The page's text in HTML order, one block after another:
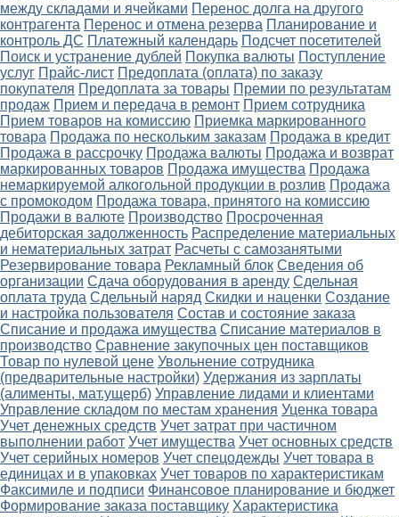
между складами и ячейками Перенос долга на другого
контрагента Перенос и отмена резерва Планирование и
контроль ДС Платежный календарь Подсчет посетителей
Поиск и устранение дублей Покупка валюты Поступление
услуг Прайс-лист Предоплата (оплата) по заказу
покупателя Предоплата за товары Премии по результатам
продаж Прием и передача в ремонт Прием сотрудника
Прием товаров на комиссию Приемка маркированного
товара Продажа по нескольким заказам Продажа в кредит
Продажа в рассрочку Продажа валюты Продажа и возврат
маркированных товаров Продажа имущества Продажа
немаркируемой алкогольной продукции в розлив Продажа
с промокодом Продажа товара, принятого на комиссию
Продажи в валюте Производство Просроченная
дебиторская задолженность Распределение материальных
и нематериальных затрат Расчеты с самозанятыми
Резервирование товара Рекламный блок Сведения об
организации Сдача оборудования в аренду Сдельная
оплата труда Сдельный наряд Скидки и наценки Создание
и настройка пользователя Состав и состояние заказа
Списание и продажа имущества Списание материалов в
производство Сравнение закупочных цен поставщиков
Товар по нулевой цене Увольнение сотрудника
(предварительные настройки) Удержания из зарплаты
(алименты, мат.ущерб) Управление лидами и клиентами
Управление складом по местам хранения Уценка товара
Учет денежных средств Учет затрат при частичном
выполнении работ Учет имущества Учет основных средств
Учет серийных номеров Учет спецодежды Учет товара в
единицах и в упаковках Учет товаров по характеристикам
Факсимиле и подписи Финансовое планирование и бюджет
Формирование заказа поставщику Характеристика